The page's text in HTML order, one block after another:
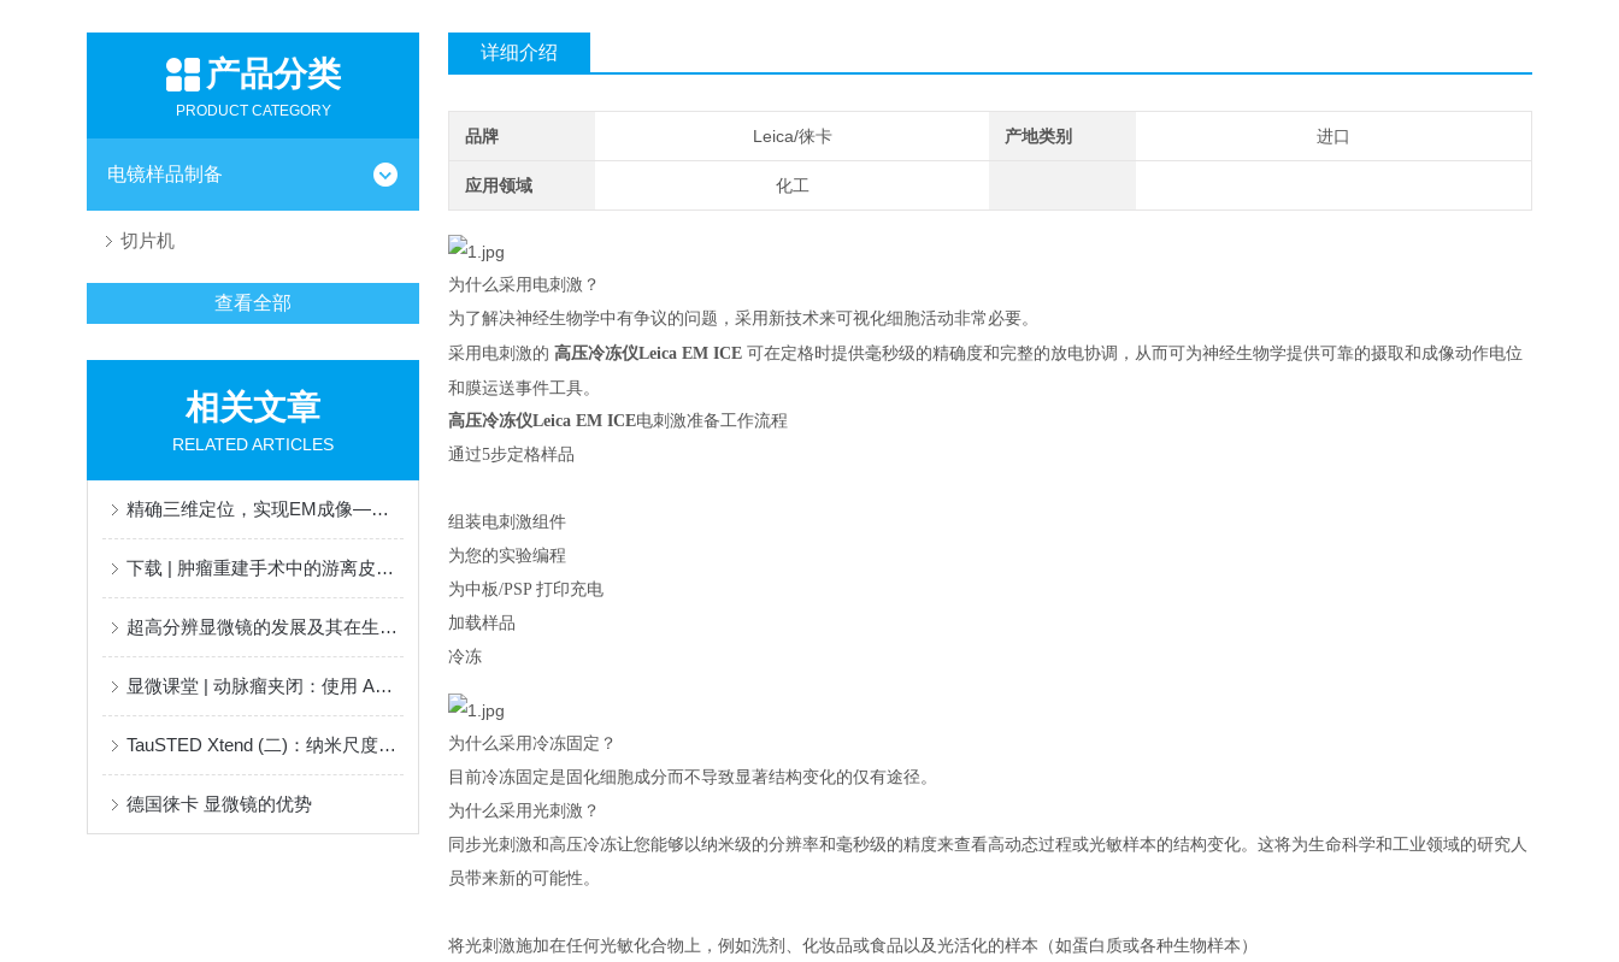
详细介绍
品牌 Leica/徕卡 产地类别 进口
应用领域 化工
为什么采用电刺激？
为了解决神经生物学中有争议的问题，采用新技术来可视化细胞活动非常必要。
采用电刺激的 高压冷冻仪Leica EM ICE 可在定格时提供毫秒级的精确度和完整的放电协调，从而可为神经生物学提供可靠的摄取和成像动作电位
和膜运送事件工具。
高压冷冻仪Leica EM ICE电刺激准备工作流程
通过5步定格样品
组装电刺激组件
为您的实验编程
为中板/PSP 打印充电
加载样品
冷冻
为什么采用冷冻固定？
目前冷冻固定是固化细胞成分而不导致显著结构变化的仅有途径。
为什么采用光刺激？
同步光刺激和高压冷冻让您能够以纳米级的分辨率和毫秒级的精度来查看高动态过程或光敏样本的结构变化。这将为生命科学和工业领域的研究人
员带来新的可能性。
将光刺激施加在任何光敏化合物上，例如洗剂、化妆品或食品以及光活化的样本（如蛋白质或各种生物样本）
产品分类
PRODUCT CATEGORY
电镜样品制备
切片机
查看全部
相关文章
RELATED ARTICLES
精确三维定位，实现EM成像——掌握精髓
下载 | 肿瘤重建手术中的游离皮瓣流程
超高分辨显微镜的发展及其在生物医学领域的应用
显微课堂 | 动脉瘤夹闭：使用 AR 荧光实时评估穿支血管
TauSTED Xtend (二)：纳米尺度下温和的活细胞成像
德国徕卡 显微镜的优势